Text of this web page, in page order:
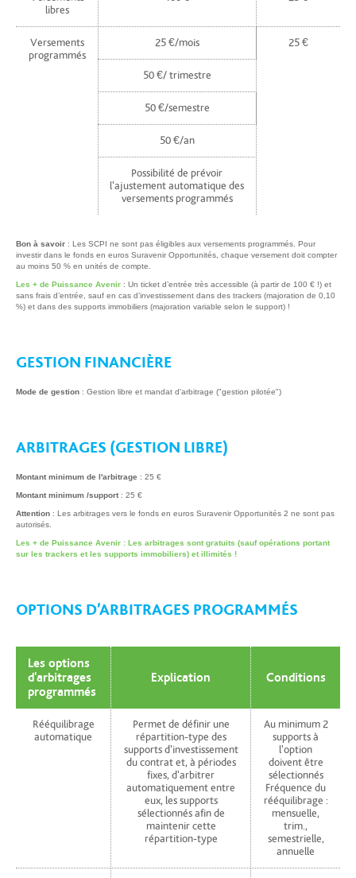
libres
Versements
programmés
25 €/mois 25 €
50 €/ trimestre
50 €/semestre
50 €/an
Possibilité de prévoir
l'ajustement automatique des
versements programmés
Bon à savoir : Les SCPI ne sont pas éligibles aux versements programmés. Pour
investir dans le fonds en euros Suravenir Opportunités, chaque versement doit compter
au moins 50 % en unités de compte.
Les + de Puissance Avenir : Un ticket d’entrée très accessible (à partir de 100 € !) et
sans frais d’entrée, sauf en cas d’investissement dans des trackers (majoration de 0,10
%) et dans des supports immobiliers (majoration variable selon le support) !
GESTION FINANCIÈRE
Mode de gestion : Gestion libre et mandat d'arbitrage ("gestion pilotée")
ARBITRAGES (GESTION LIBRE)
Montant minimum de l'arbitrage : 25 €
Montant minimum /support : 25 €
Attention : Les arbitrages vers le fonds en euros Suravenir Opportunités 2 ne sont pas
autorisés.
Les + de Puissance Avenir : Les arbitrages sont gratuits (sauf opérations portant
sur les trackers et les supports immobiliers) et illimités !
OPTIONS D’ARBITRAGES PROGRAMMÉS
Les options
d'arbitrages
programmés
Explication Conditions
Rééquilibrage
automatique
Permet de définir une
répartition-type des
supports d'investissement
du contrat et, à périodes
fixes, d'arbitrer
automatiquement entre
eux, les supports
sélectionnés afin de
maintenir cette
répartition-type
Au minimum 2
supports à
l'option
doivent être
sélectionnés
Fréquence du
rééquilibrage :
mensuelle,
trim.,
semestrielle,
annuelle